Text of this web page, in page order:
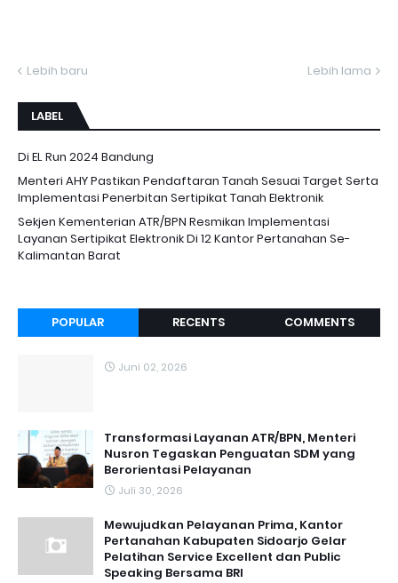
Lebih baru Lebih lama
LABEL
Di EL Run 2024 Bandung
Menteri AHY Pastikan Pendaftaran Tanah Sesuai Target Serta
Implementasi Penerbitan Sertipikat Tanah Elektronik
Sekjen Kementerian ATR/BPN Resmikan Implementasi
Layanan Sertipikat Elektronik Di 12 Kantor Pertanahan Se-
Kalimantan Barat
POPULAR RECENTS COMMENTS
Juni 02, 2026
Transformasi Layanan ATR/BPN, Menteri
Nusron Tegaskan Penguatan SDM yang
Berorientasi Pelayanan
Juli 30, 2026
Mewujudkan Pelayanan Prima, Kantor
Pertanahan Kabupaten Sidoarjo Gelar
Pelatihan Service Excellent dan Public
Speaking Bersama BRI